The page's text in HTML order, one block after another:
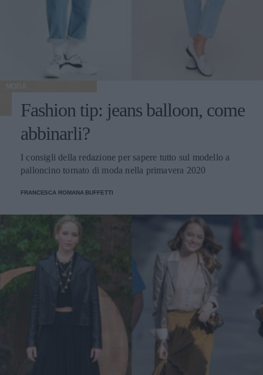
MODA
Fashion tip: jeans balloon, come
abbinarli?
I consigli della redazione per sapere tutto sul modello a
palloncino tornato di moda nella primavera 2020
FRANCESCA ROMANA BUFFETTI